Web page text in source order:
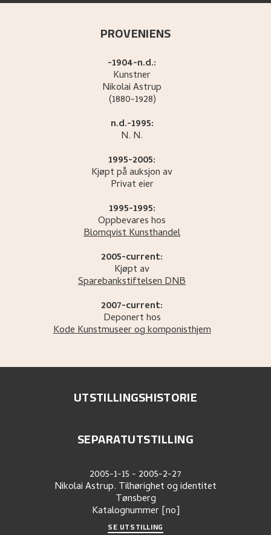
PROVENIENS
-1904-n.d.:
Kunstner
NikolaiAstrup
(1880-1928)
n.d.-1995:
N. N.
1995-2005:
Kjøpt på auksjon av
Privat eier
1995-1995:
Oppbevares hos
Blomqvist Kunsthandel
2005-current:
Kjøpt av
Sparebankstiftelsen DNB
2007-current:
Deponert hos
Kode Kunstmuseer og komponisthjem
UTSTILLINGSHISTORIE
SEPARATUTSTILLING
2005-1-15- 2005-2-27
Nikolai Astrup. Tilhørighet og identitet
Tønsberg
Katalognummer [no]
SE UTSTILLING